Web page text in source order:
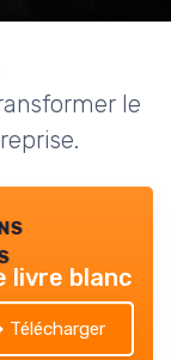
le
livre blanc
Télécharger